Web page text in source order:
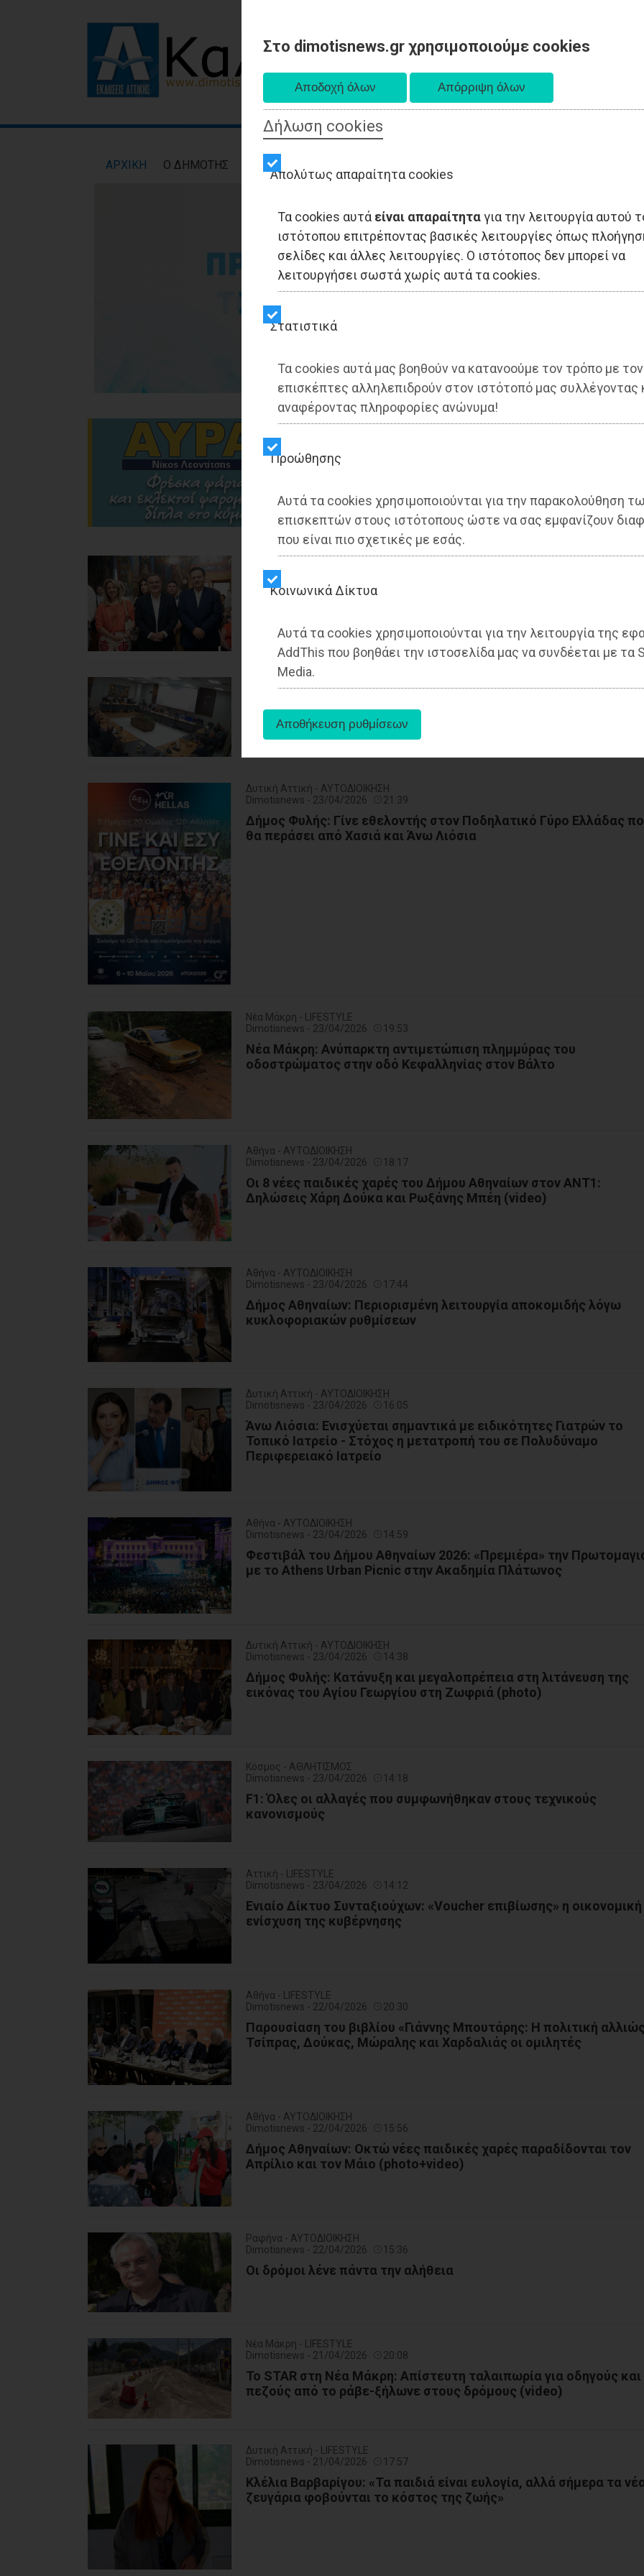
Στο dimotisnews.gr χρησιμοποιούμε cookies
Δήλωση cookies
Απολύτως απαραίτητα cookies
Τα cookies αυτά είναι απαραίτηταγια την λειτουργία αυτού
ιστότοπου επιτρέποντας βασικές λειτουργίες όπως
σελίδες και άλλες λειτουργίες. Ο ιστότοπος δεν μπορεί να
λειτουργήσει σωστά χωρίς αυτά τα cookies.
Στατιστικά
Τα cookies αυτά μας βοηθούν να κατανοούμε τον τρόπο με τον
επισκέπτες αλληλεπιδρούν στον ιστότοπό μας συλλέγοντας
αναφέροντας πληροφορίες ανώνυμα!
Προώθησης
Αυτά τα cookies χρησιμοποιούνται για την παρακολούθηση
επισκεπτών στους ιστότοπους ώστε να σας εμφανίζουν
που είναι πιο σχετικές με εσάς.
Kοινωνικά Δίκτυα
Αυτά τα cookies χρησιμοποιούνται για την λειτουργία της
AddThis που βοηθάει την ιστοσελίδα μας να συνδέεται με τα
Media.
AΡXIKH Ο ΔΗΜΟΤΗΣ ΕΙΔΗΣΕΙΣ
Γιάννης Κοντογεώργος - 23/04/2026
Επαγγελματίες καταγγέλουν τη Διοίκηση Αηδόνη για πρωτοφανή
Ο γα..νωματής σύζυγος της δημάρχου
Δυτική Αττική - ΑΥΤΟΔΙΟΙΚΗΣΗ
Dimotisnews - 23/04/2026
21:39
Δήμος Φυλής: Γίνε εθελοντής στον Ποδηλατικό Γύρο Ελλάδας
θα περάσει από Χασιά και Άνω Λιόσια
Νέα Μάκρη - LIFESTYLE
Dimotisnews - 23/04/2026
19:53
Νέα Μάκρη: Ανύπαρκτη αντιμετώπιση πλημμύρας του
οδοστρώματος στην οδό Κεφαλληνίας στον Βάλτο
Αθήνα - ΑΥΤΟΔΙΟΙΚΗΣΗ
Dimotisnews - 23/04/2026
18:17
Οι 8 νέες παιδικές χαρές του Δήμου Αθηναίων στον ΑΝΤ1:
Δηλώσεις Χάρη Δούκα και Ρωξάνης Μπέη (video)
Αθήνα - ΑΥΤΟΔΙΟΙΚΗΣΗ
Dimotisnews - 23/04/2026
17:44
Δήμος Αθηναίων: Περιορισμένη λειτουργία αποκομιδής λόγω
κυκλοφοριακών ρυθμίσεων
Δυτική Αττική - ΑΥΤΟΔΙΟΙΚΗΣΗ
Dimotisnews - 23/04/2026
16:05
Άνω Λιόσια: Ενισχύεται σημαντικά με ειδικότητες Γιατρών το
Τοπικό Ιατρείο - Στόχος η μετατροπή του σε Πολυδύναμο
Περιφερειακό Ιατρείο
Αθήνα - ΑΥΤΟΔΙΟΙΚΗΣΗ
Dimotisnews - 23/04/2026
14:59
Φεστιβάλ του Δήμου Αθηναίων 2026: «Πρεμιέρα» την
με το Athens Urban Picnic στην Ακαδημία Πλάτωνος
Δυτική Αττική - ΑΥΤΟΔΙΟΙΚΗΣΗ
Dimotisnews - 23/04/2026
14:38
Δήμος Φυλής: Κατάνυξη και μεγαλοπρέπεια στη λιτάνευση της
εικόνας του Αγίου Γεωργίου στη Ζωφριά (photo)
Κόσμος - ΑΘΛΗΤΙΣΜΟΣ
Dimotisnews - 23/04/2026
14:18
F1: Όλες οι αλλαγές που συμφωνήθηκαν στους τεχνικούς
κανονισμούς
Αττική - LIFESTYLE
Dimotisnews - 23/04/2026
14:12
Ενιαίο Δίκτυο Συνταξιούχων: «Voucher επιβίωσης» η οικονομική
ενίσχυση της κυβέρνησης
Αθήνα - LIFESTYLE
Dimotisnews - 22/04/2026
20:30
Παρουσίαση του βιβλίου «Γιάννης Μπουτάρης: Η πολιτική
Τσίπρας, Δούκας, Μώραλης και Χαρδαλιάς οι ομιλητές
Αθήνα - ΑΥΤΟΔΙΟΙΚΗΣΗ
Dimotisnews - 22/04/2026
15:56
Δήμος Αθηναίων: Οκτώ νέες παιδικές χαρές παραδίδονται τον
Απρίλιο και τον Μάιο (photo+video)
Ραφήνα - ΑΥΤΟΔΙΟΙΚΗΣΗ
Dimotisnews - 22/04/2026
15:36
Οι δρόμοι λένε πάντα την αλήθεια
Νέα Μάκρη - LIFESTYLE
Dimotisnews - 21/04/2026
20:08
Το STAR στη Νέα Μάκρη: Απίστευτη ταλαιπωρία για οδηγούς και
πεζούς από το ράβε-ξήλωνε στους δρόμους (video)
Δυτική Αττική - LIFESTYLE
Dimotisnews - 21/04/2026
17:57
Κλέλια Βαρβαρίγου: «Τα παιδιά είναι ευλογία, αλλά σήμερα τα
ζευγάρια φοβούνται το κόστος της ζωής»